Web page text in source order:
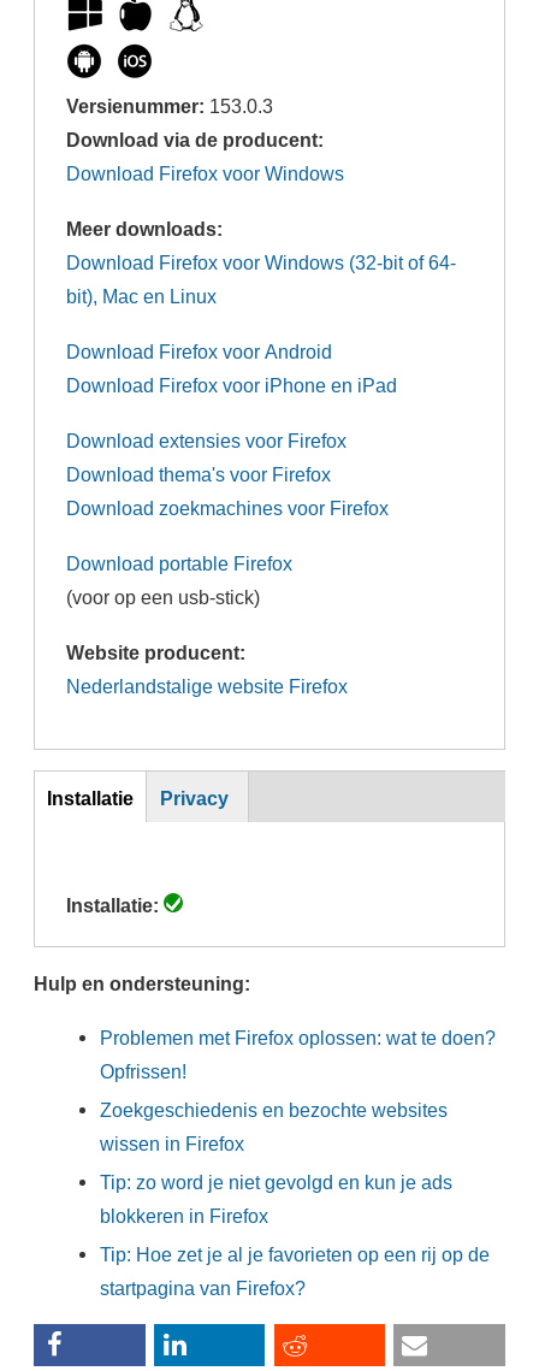
Versienummer: 153.0.3
Download via de producent:
Download Firefox voor Windows
Meer downloads:
Download Firefox voor Windows (32-bit of 64-
bit), Mac en Linux
Download Firefox voor Android
Download Firefox voor iPhone en iPad
Download extensies voor Firefox
Download thema's voor Firefox
Download zoekmachines voor Firefox
Download portable Firefox
(voor op een usb-stick)
Website producent:
Nederlandstalige website Firefox
Inst
Installatie
Privacy
Installatie:
Hulp en ondersteuning:
Problemen met Firefox oplossen: wat te doen?
Opfrissen!
Zoekgeschiedenis en bezochte websites
wissen in Firefox
Tip: zo word je niet gevolgd en kun je ads
blokkeren in Firefox
Tip: Hoe zet je al je favorieten op een rij op de
startpagina van Firefox?